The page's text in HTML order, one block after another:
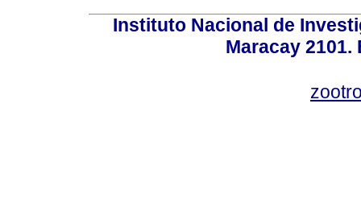
Instituto Nacional de
Maracay 2101.